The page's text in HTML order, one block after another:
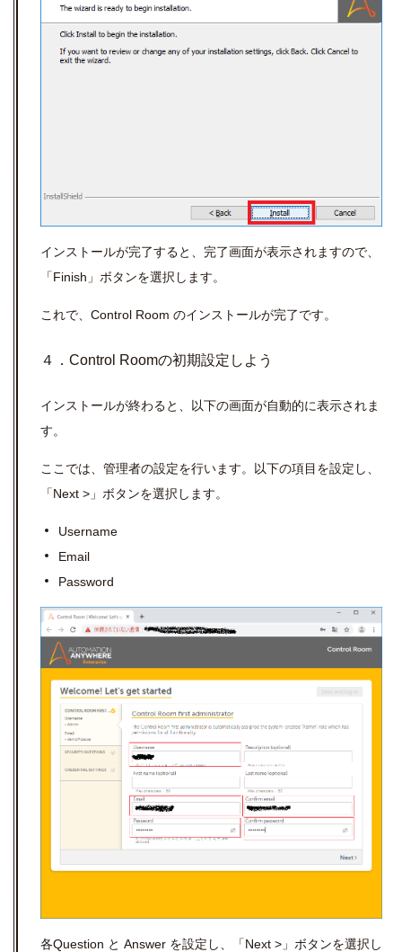
インストールが完了すると、完了画面が表示されますので、
「Finish」ボタンを選択します。
これで、Control Room のインストールが完了です。
４．Control Roomの初期設定しよう
インストールが終わると、以下の画面が自動的に表示されま
す。
ここでは、管理者の設定を行います。以下の項目を設定し、
「Next >」ボタンを選択します。
Username
Email
Password
各Question と Answer を設定し、「Next >」ボタンを選択し